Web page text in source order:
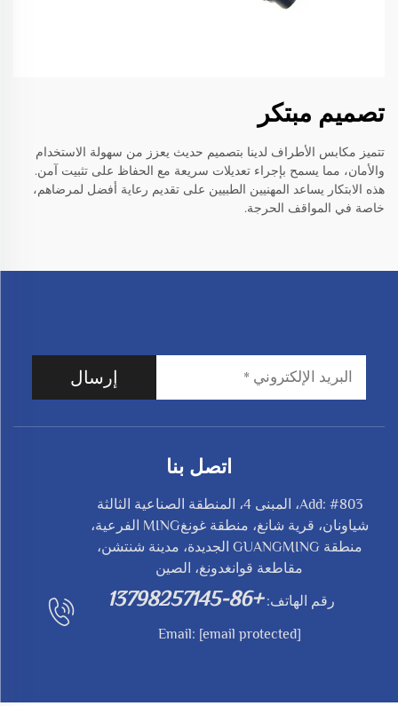
تصميم مبتكر
تتميز مكابس الأطراف لدينا بتصميم حديث يعزز من سهولة الاستخدام
والأمان، مما يسمح بإجراء تعديلات سريعة مع الحفاظ على تثبيت آمن.
هذه الابتكار يساعد المهنيين الطبيين على تقديم رعاية أفضل لمرضاهم،
خاصة في المواقف الحرجة.
إرسال
اتصل بنا
Add: #803، المبنى 4، المنطقة الصناعية الثالثة
شياونان، قرية شانغ، منطقة غونغMING الفرعية،
منطقة GUANGMING الجديدة، مدينة شنتشن،
مقاطعة قوانغدونغ، الصين
رقم الهاتف: +86-13798257145
Email: [email protected]